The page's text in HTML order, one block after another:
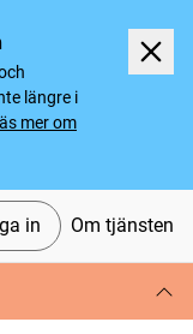
längre i
mer om
in Om tjänsten